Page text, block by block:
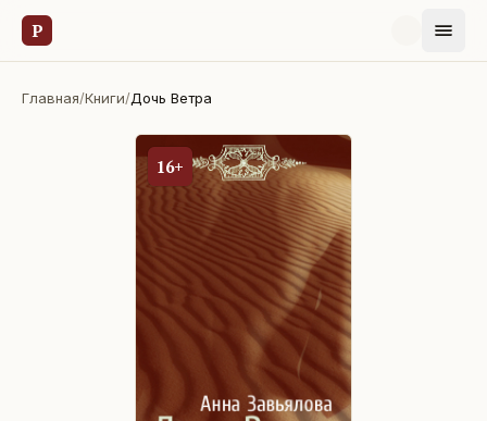
Р
Главная/Книги/Дочь Ветра
16+